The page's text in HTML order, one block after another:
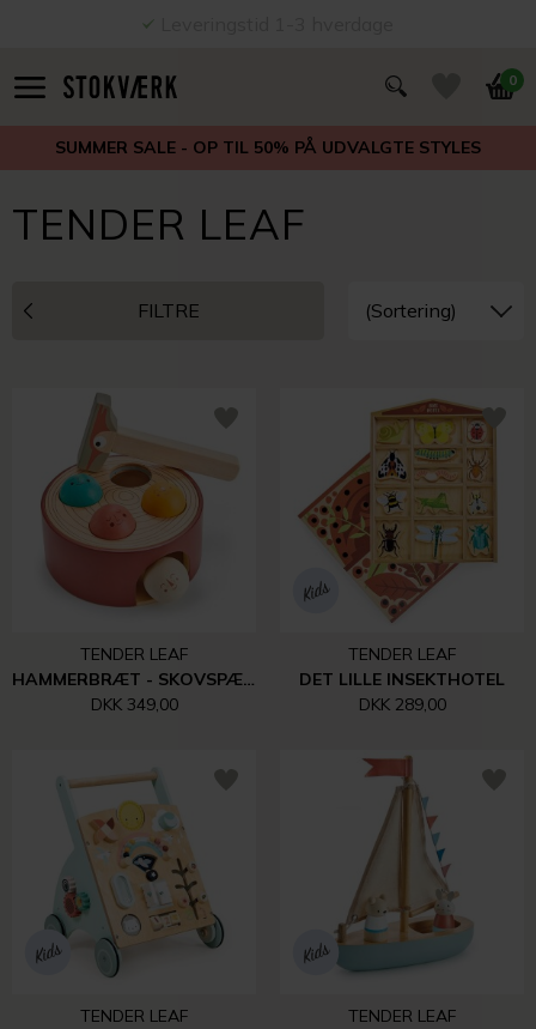
0
SUMMER SALE - OP TIL 50% PÅ UDVALGTE STYLES
TENDER LEAF
FILTRE
TENDER LEAF
HAMMERBRÆT - SKOVSPÆTTEN
DKK 349,00
TENDER LEAF
DET LILLE INSEKTHOTEL
DKK 289,00
TENDER LEAF
TENDER LEAF